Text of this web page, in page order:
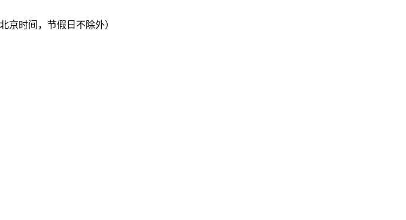
京时间，节假日不除外）